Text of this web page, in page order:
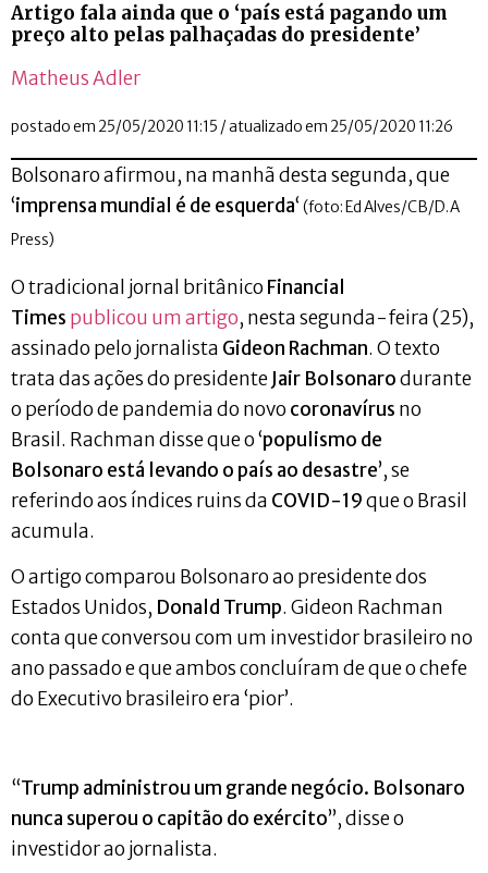
Artigo fala ainda que o ‘país está pagando um
preço alto pelas palhaçadas do presidente’
Matheus Adler
postado em 25/05/2020 11:15 / atualizado em 25/05/2020 11:26
Bolsonaro afirmou, na manhã desta segunda, que
‘imprensa mundial é de esquerda‘ (foto: Ed Alves/CB/D.A
Press)
O tradicional jornal britânico Financial
Times publicou um artigo, nesta segunda-feira (25),
assinado pelo jornalista Gideon Rachman. O texto
trata das ações do presidenteJair Bolsonarodurante
o período de pandemia do novo coronavírus no
Brasil. Rachman disse que o ‘populismo de
Bolsonaro está levando o país ao desastre’, se
referindo aos índices ruins da COVID-19que o Brasil
acumula.
O artigo comparou Bolsonaro ao presidente dos
Estados Unidos, Donald Trump. Gideon Rachman
conta que conversou com um investidor brasileiro no
ano passado e que ambos concluíram de que o chefe
do Executivo brasileiro era ‘pior’.
“Trump administrou um grande negócio. Bolsonaro
nunca superou o capitão do exército”, disse o
investidor ao jornalista.